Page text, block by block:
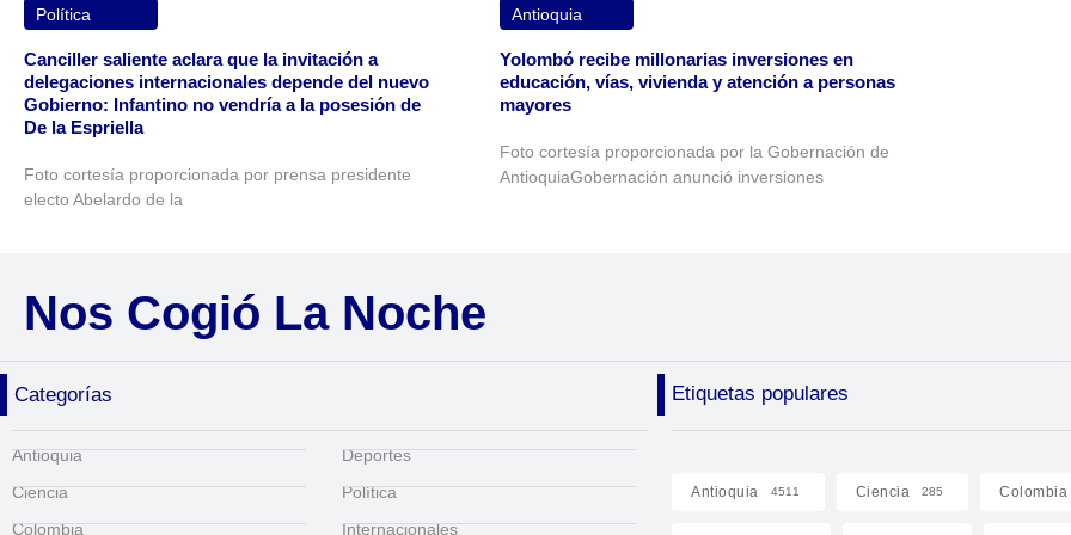
Política
Canciller saliente aclara que la invitación a
delegaciones internacionales depende del nuevo
Gobierno: Infantino no vendría a la posesión de
De la Espriella
Foto cortesía proporcionada por prensa presidente
electo Abelardo de la
Antioquia
Yolombó recibe millonarias inversiones en
educación, vías, vivienda y atención a personas
mayores
Foto cortesía proporcionada por la Gobernación de
AntioquiaGobernación anunció inversiones
Nos Cogió La Noche
Categorías Etiquetas populares
Antioquia
Ciencia
Colombia
Deportes
Política
Internacionales
Antioquia 4511 Ciencia 285 Colombia